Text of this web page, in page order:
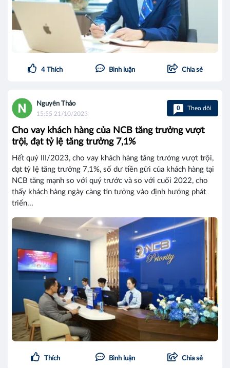
4 Thích Bình luận Chia sẻ
Nguyên Thảo
15:55 21/10/2023
0 Theo dõi
Cho vay khách hàng của NCB tăng trưởng vượt
trội, đạt tỷ lệ tăng trưởng 7,1%
Hết quý III/2023, cho vay khách hàng tăng trưởng vượt trội,
đạt tỷ lệ tăng trưởng 7,1%, số dư tiền gửi của khách hàng tại
NCB tăng mạnh so với quý trước và so với cuối 2022, cho
thấy khách hàng ngày càng tin tưởng vào định hướng phát
triển...
Thích Bình luận Chia sẻ